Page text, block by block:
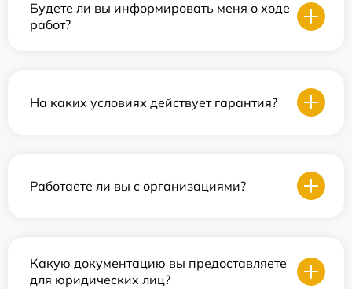
Будете ли вы информировать меня о ходе
работ?
На каких условиях действует гарантия?
Работаете ли вы с организациями?
Какую документацию вы предоставляете
для юридических лиц?